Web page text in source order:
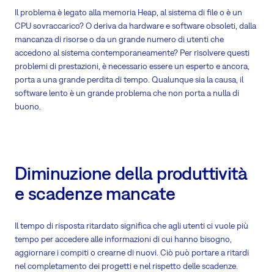
Il problema è legato alla memoria Heap, al sistema di file o è un
CPU sovraccarico? O deriva da hardware e software obsoleti, dalla
mancanza di risorse o da un grande numero di utenti che
accedono al sistema contemporaneamente? Per risolvere questi
problemi di prestazioni, è necessario essere un esperto e ancora,
porta a una grande perdita di tempo. Qualunque sia la causa, il
software lento è un grande problema che non porta a nulla di
buono.
Diminuzione della produttività
e scadenze mancate
Il tempo di risposta ritardato significa che agli utenti ci vuole più
tempo per accedere alle informazioni di cui hanno bisogno,
aggiornare i compiti o crearne di nuovi. Ciò può portare a ritardi
nel completamento dei progetti e nel rispetto delle scadenze.